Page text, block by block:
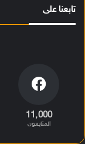
تابعنا على
11٬000
المتابعون